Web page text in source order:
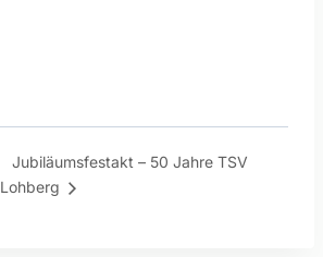
Jubiläumsfestakt – 50 Jahre TSV
Lohberg